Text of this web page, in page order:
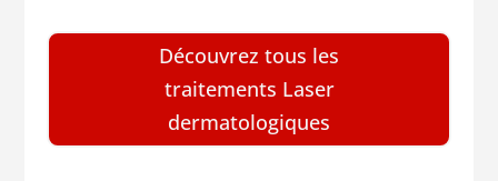
Découvrez tous les
traitements Laser
dermatologiques